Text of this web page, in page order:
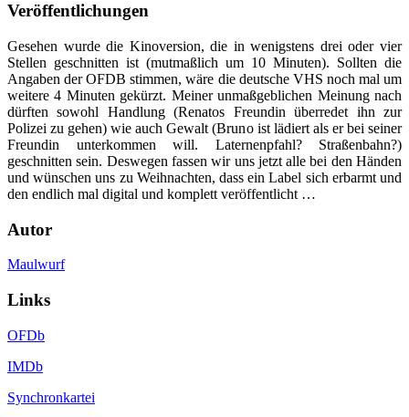
Veröffentlichungen
Gesehen wurde die Kinoversion, die in wenigstens drei oder vier
Stellen geschnitten ist (mutmaßlich um 10 Minuten). Sollten die
Angaben der OFDB stimmen, wäre die deutsche VHS noch mal um
weitere 4 Minuten gekürzt. Meiner unmaßgeblichen Meinung nach
dürften sowohl Handlung (Renatos Freundin überredet ihn zur
Polizei zu gehen) wie auch Gewalt (Bruno ist lädiert als er bei seiner
Freundin unterkommen will. Laternenpfahl? Straßenbahn?)
geschnitten sein. Deswegen fassen wir uns jetzt alle bei den Händen
und wünschen uns zu Weihnachten, dass ein Label sich erbarmt und
den endlich mal digital und komplett veröffentlicht …
Autor
Maulwurf
Links
OFDb
IMDb
Synchronkartei